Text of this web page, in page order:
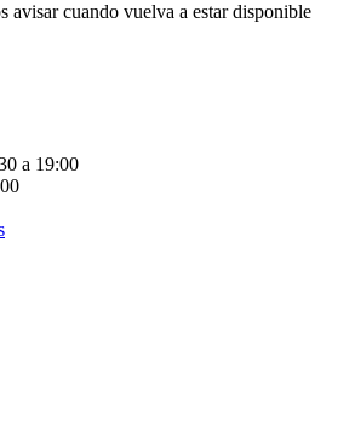
avisar cuando vuelva a estar disponible
a 19:00